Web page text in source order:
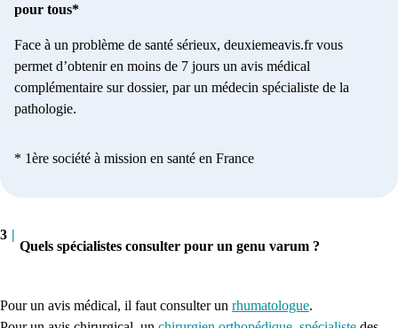
pour tous*
Face à un problème de santé sérieux, deuxiemeavis.fr vous
permet d’obtenir en moins de 7 jours un avis médical
complémentaire sur dossier, par un médecin spécialiste de la
pathologie.
* 1ère société à mission en santé en France
3 |
Quels spécialistes consulter pour un genu varum ?
Pour un avis médical, il faut consulter un rhumatologue.